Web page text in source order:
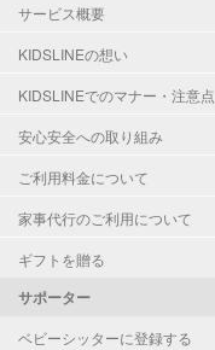
サービス概要
KIDSLINEの想い
KIDSLINEでのマナー・注意点
安心安全への取り組み
ご利用料金について
家事代行のご利用について
ギフトを贈る
サポーター
ベビーシッターに登録する